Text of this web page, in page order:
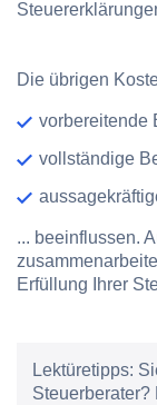
Die übrigen
vorbereitende
vollständige
... beeinflussen.
Erfüllung Ihrer
Lektüretipps: